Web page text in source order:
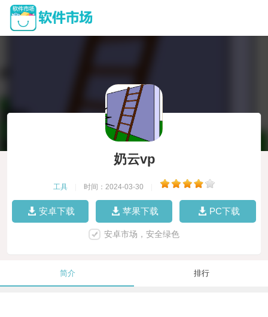
奶云vp
工具 时间：2024-03-30
安卓下载 苹果下载 PC下载
安卓市场，安全绿色
简介 排行